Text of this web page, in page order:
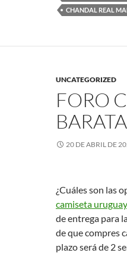
CHANDAL REAL
UNCATEGORIZED
FORO
20 DE ABRIL DE
¿Cuáles son las
camiseta
de entrega para
de que compres
plazo será de 2